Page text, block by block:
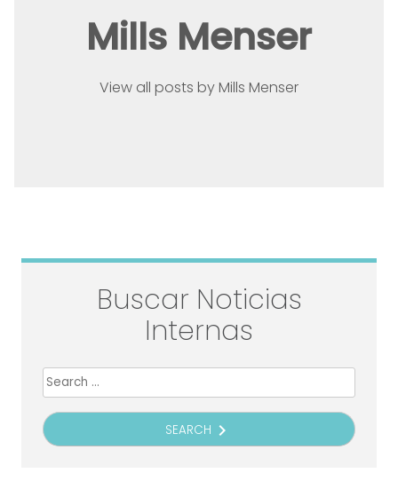
Mills Menser
View all posts by Mills Menser
Buscar Noticias
Internas
Search
for:
SEARCH navigate_next